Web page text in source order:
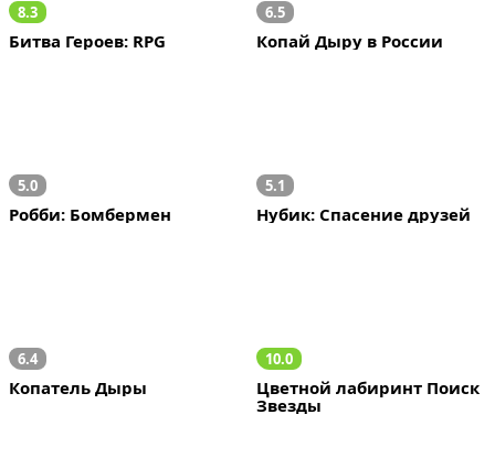
8.3
Битва Героев: RPG
6.5
Копай Дыру в России
5.0
Робби: Бомбермен
5.1
Нубик: Спасение друзей
6.4
Копатель Дыры
10.0
Цветной лабиринт Поиск
Звезды